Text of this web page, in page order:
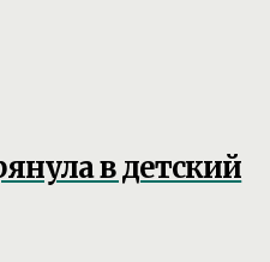
в детский